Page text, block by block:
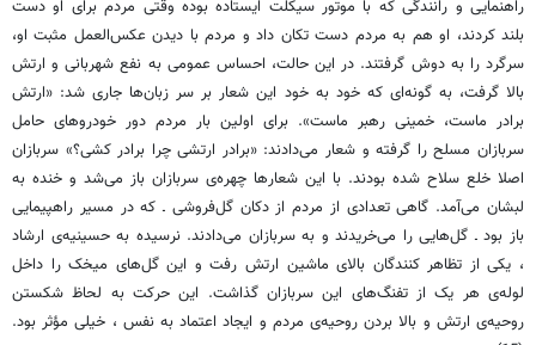
راهنمایی و رانندگی که با موتور سیکلت ایستاده بوده وقتی مردم برای او دست
بلند کردند، او هم به مردم دست تکان داد و مردم با دیدن عکس‌العمل مثبت او،
سرگرد را به دوش گرفتند. در این حالت، احساس عمومی به نفع شهربانی و ارتش
بالا گرفت، به گونه‌ای که خود به خود این شعار بر سر زبان‌ها جاری شد: «ارتش
برادر ماست، خمینی رهبر ماست». برای اولین بار مردم دور خودروهای حامل
سربازان مسلح را گرفته و شعار می‌دادند: «برادر ارتشی چرا برادر کشی؟» سربازان
اصلا خلع سلاح شده بودند. با این شعارها چهره‌ی سربازان باز می‌شد و خنده به
لبشان می‌آمد. گاهی تعدادی از مردم از دکان گل‌فروشی ـ که در مسیر راهپیمایی
باز بود ـ گل‌هایی را می‌خریدند و به سربازان می‌دادند. نرسیده به حسینیه‌ی ارشاد
، یکی از تظاهر کنندگان بالای ماشین ارتش رفت و این گل‌های میخک را داخل
لوله‌ی هر یک از تفنگ‌های این سربازان گذاشت. این حرکت به لحاظ شکستن
روحیه‌ی ارتش و بالا بردن روحیه‌ی مردم و ایجاد اعتماد به نفس ، خیلی مؤثر بود.